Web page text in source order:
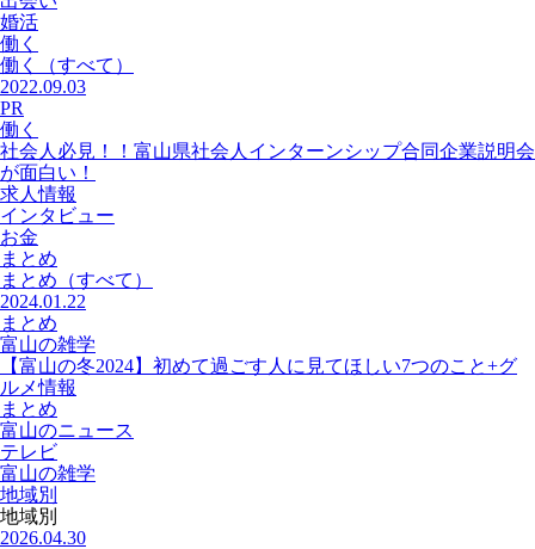
婚活
働く
働く
（すべて）
2022.09.03
PR
働く
社会人必見！！富山県社会人インターンシップ合同企業説明会
が面白い！
求人情報
インタビュー
お金
まとめ
まとめ （すべて）
2024.01.22
まとめ
富山の雑学
【富山の冬2024】初めて過ごす人に見てほしい7つのこと+グ
ルメ情報
まとめ
富山のニュース
テレビ
富山の雑学
地域別
地域別
2026.04.30